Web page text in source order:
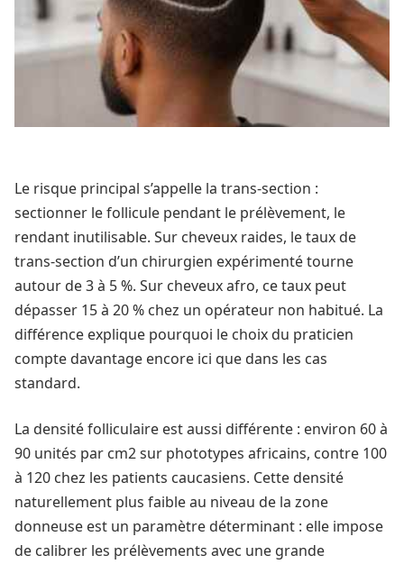
Le risque principal s’appelle la trans-section :
sectionner le follicule pendant le prélèvement, le
rendant inutilisable. Sur cheveux raides, le taux de
trans-section d’un chirurgien expérimenté tourne
autour de 3 à 5 %. Sur cheveux afro, ce taux peut
dépasser 15 à 20 % chez un opérateur non habitué. La
différence explique pourquoi le choix du praticien
compte davantage encore ici que dans les cas
standard.
La densité folliculaire est aussi différente : environ 60 à
90 unités par cm2 sur phototypes africains, contre 100
à 120 chez les patients caucasiens. Cette densité
naturellement plus faible au niveau de la zone
donneuse est un paramètre déterminant : elle impose
de calibrer les prélèvements avec une grande